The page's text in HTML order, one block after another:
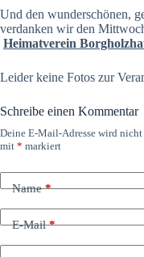
Und den wunderschönen,
verdanken wir den
Heimatverein
Leider keine Fotos zur
Schreibe einen Kommentar
Deine E-Mail-Adresse wird
mit * markiert
Name*
E-Mail*